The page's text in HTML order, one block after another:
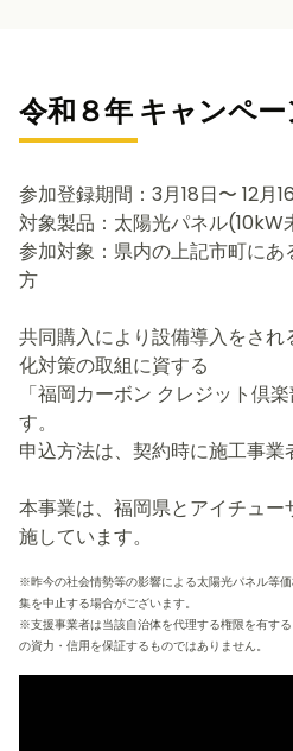
令和８年 キャンペ
参加登録期間：3月18日〜 12月
対象製品：太陽光パネル(10kW
参加対象：県内の上記市町に
方
共同購入により設備導入をさ
化対策の取組に資する
「福岡カーボン クレジット倶
す。
申込方法は、契約時に施工事業
本事業は、福岡県とアイチュ
施しています。
※昨今の社会情勢等の影響による太陽光パネル等
集を中止する場合がございます。
※支援事業者は当該自治体を代理する権限を有す
の資力・信用を保証するものではありません。